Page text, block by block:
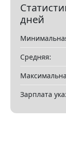
Показать все
дней
Средняя:
Зарплата